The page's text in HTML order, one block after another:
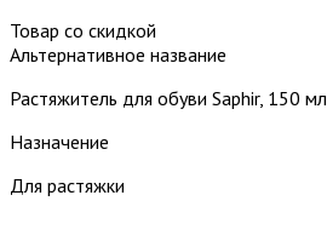
Товар со скидкой
Альтернативное название
Растяжитель для обуви Saphir, 150 мл
Назначение
Для растяжки